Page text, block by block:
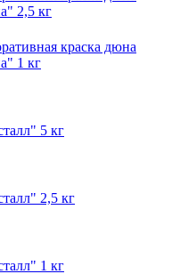
2,5 кг
1 кг
5 кг
2,5 кг
1 кг